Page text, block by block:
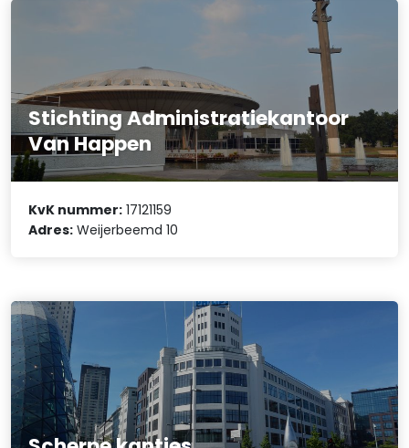
Stichting Administratiekantoor
Van Happen
KvK nummer: 17121159
Adres: Weijerbeemd 10